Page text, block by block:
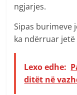
ngjarjes.
Sipas burimeve
ka ndërruar jetë
Lexo edhe:
ditët në